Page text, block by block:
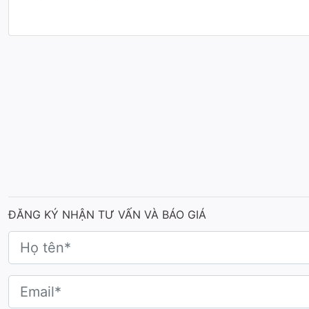
Xem thêm các mẫu cúp vinh danh, cúp trao giải theo yêu cầu
Cúp vinh danh cho VMRC
Video cúp vinh danh Men'sFitness Awards
ĐĂNG KÝ NHẬN TƯ VẤN VÀ BÁO GIÁ